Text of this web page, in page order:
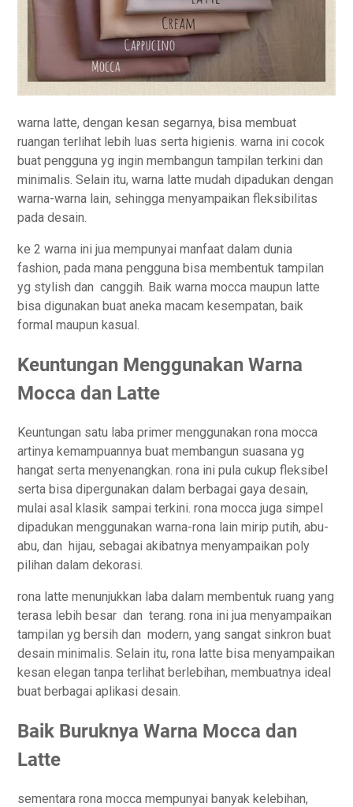
warna latte, dengan kesan segarnya, bisa membuat
ruangan terlihat lebih luas serta higienis. warna ini cocok
buat pengguna yg ingin membangun tampilan terkini dan
minimalis. Selain itu, warna latte mudah dipadukan dengan
warna-warna lain, sehingga menyampaikan fleksibilitas
pada desain.
ke 2 warna ini jua mempunyai manfaat dalam dunia
fashion, pada mana pengguna bisa membentuk tampilan
yg stylish dan canggih. Baik warna mocca maupun latte
bisa digunakan buat aneka macam kesempatan, baik
formal maupun kasual.
Keuntungan Menggunakan Warna
Mocca dan Latte
Keuntungan satu laba primer menggunakan rona mocca
artinya kemampuannya buat membangun suasana yg
hangat serta menyenangkan. rona ini pula cukup fleksibel
serta bisa dipergunakan dalam berbagai gaya desain,
mulai asal klasik sampai terkini. rona mocca juga simpel
dipadukan menggunakan warna-rona lain mirip putih, abu-
abu, dan hijau, sebagai akibatnya menyampaikan poly
pilihan dalam dekorasi.
rona latte menunjukkan laba dalam membentuk ruang yang
terasa lebih besar dan terang. rona ini jua menyampaikan
tampilan yg bersih dan modern, yang sangat sinkron buat
desain minimalis. Selain itu, rona latte bisa menyampaikan
kesan elegan tanpa terlihat berlebihan, membuatnya ideal
buat berbagai aplikasi desain.
Baik Buruknya Warna Mocca dan
Latte
sementara rona mocca mempunyai banyak kelebihan,